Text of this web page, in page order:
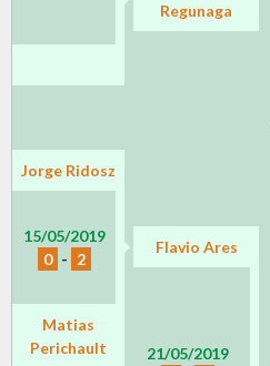
Regunaga
Jorge Ridosz
15/05/2019
0 - 2
Flavio Ares
21/05/2019
Matias
Perichault